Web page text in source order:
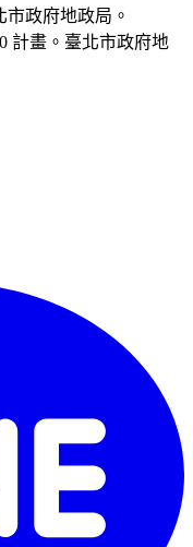
市政府地政局。
計畫。臺北市政府地